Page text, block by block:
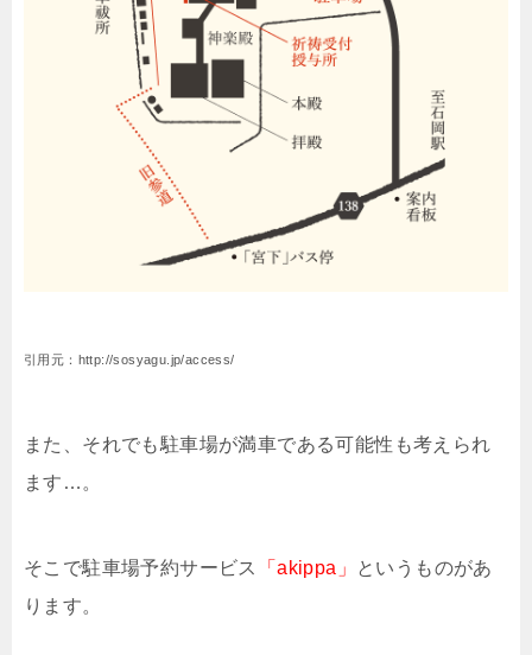
引用元：http://sosyagu.jp/access/
また、それでも駐車場が満車である可能性も考えられ
ます…。
そこで駐車場予約サービス 「akippa」
というものがあ
ります。